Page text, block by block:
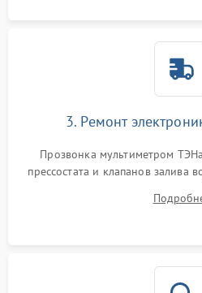
3. Ремонт
Прозвонка мультиметром
прессостата и клапанов залива
Восстановление